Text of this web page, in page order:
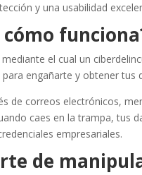
y una usabilidad
el cual un
engañarte y obtener
de correos electrónicos,
caes en la trampa, tus
empresariales.
de